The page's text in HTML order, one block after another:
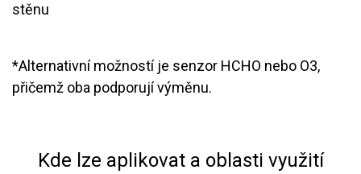
stěnu
*Alternativní možností je senzor HCHO nebo O3,
přičemž oba podporují výměnu.
Kde lze aplikovat a oblasti využití